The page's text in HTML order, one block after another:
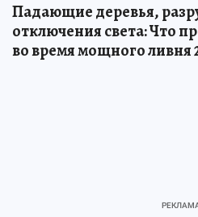
Падающие деревья,
отключения света: Что
во время мощного ливня